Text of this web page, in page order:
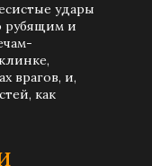
удары
рубящим и
врагов, и,
как